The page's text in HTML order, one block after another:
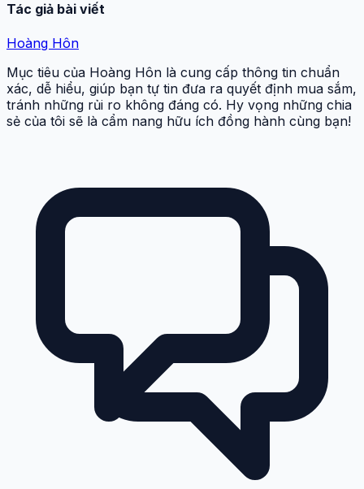
Tác giả bài viết
Hoàng Hôn
Mục tiêu của Hoàng Hôn là cung cấp thông tin chuẩn
xác, dễ hiểu, giúp bạn tự tin đưa ra quyết định mua sắm,
tránh những rủi ro không đáng có. Hy vọng những chia
sẻ của tôi sẽ là cẩm nang hữu ích đồng hành cùng bạn!